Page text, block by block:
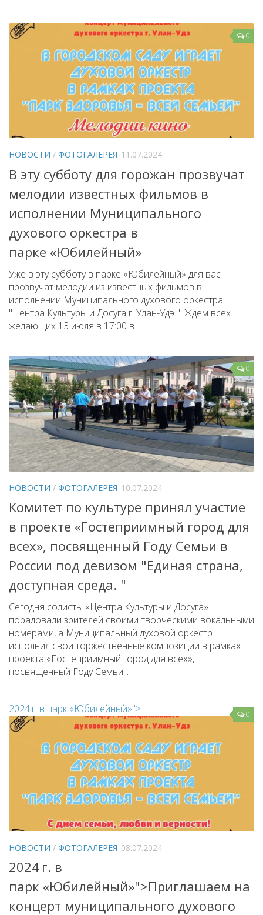
0
НОВОСТИ / ФОТОГАЛЕРЕЯ 11.07.2024
В эту субботу для горожан прозвучат
мелодии известных фильмов в
исполнении Муниципального
духового оркестра в
парке «Юбилейный»
Уже в эту субботу в парке «Юбилейный» для вас
прозвучат мелодии из известных фильмов в
исполнении Муниципального духового оркестра
"Центра Культуры и Досуга г. Улан-Удэ. " Ждем всех
желающих 13 июля в 17:00 в...
0
НОВОСТИ / ФОТОГАЛЕРЕЯ 10.07.2024
Комитет по культуре принял участие
в проекте «Гостеприимный город для
всех», посвященный Году Семьи в
России под девизом "Единая страна,
доступная среда. "
Сегодня солисты «Центра Культуры и Досуга»
порадовали зрителей своими творческими вокальными
номерами, а Муниципальный духовой оркестр
исполнил свои торжественные композиции в рамках
проекта «Гостеприимный город для всех»,
посвященный Году Семьи...
2024 г. в парк «Юбилейный»"> 0
НОВОСТИ / ФОТОГАЛЕРЕЯ 08.07.2024
2024 г. в
парк «Юбилейный»">Приглашаем на
концерт муниципального духового